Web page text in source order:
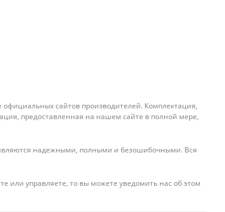
официальных сайтов производителей. Комплектация,
предоставленная на нашем сайте в полной мере,
являются надежными, полными и безошибочными. Вся
или управляете, то вы можете уведомить нас об этом